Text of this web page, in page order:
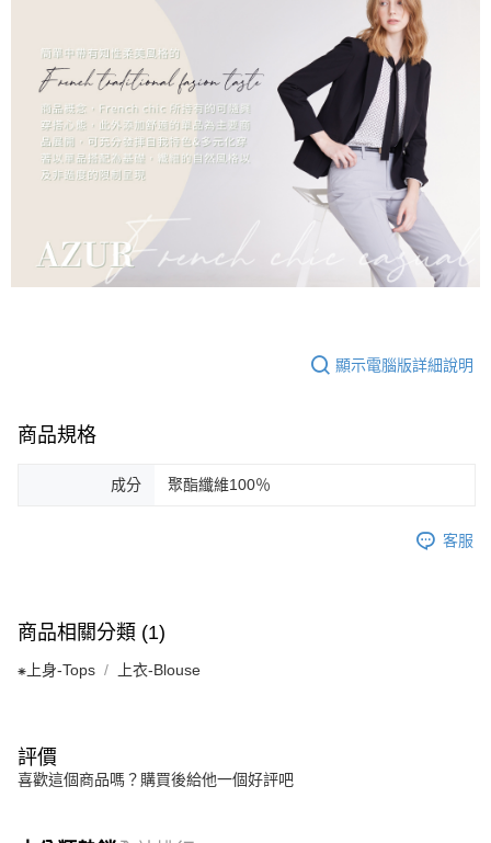
顯示電腦版詳細說明
商品規格
成分 聚酯纖維100％
客服
商品相關分類 (1)
⁕上身-Tops 上衣-Blouse
評價
喜歡這個商品嗎？購買後給他一個好評吧